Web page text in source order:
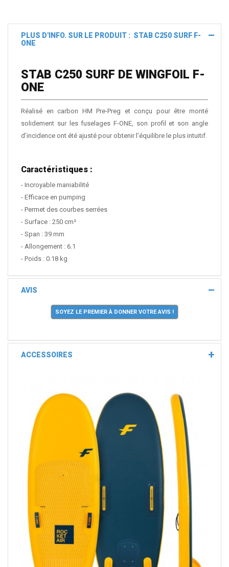
PLUS D'INFO. SUR LE PRODUIT : STAB C250 SURF F-
ONE
STAB C250 SURF DE WINGFOIL F-
ONE
Réalisé en carbon HM Pre-Preg et conçu pour être monté
solidement sur les fuselages F-ONE, son profil et son angle
d’incidence ont été ajusté pour obtenir l’équilibre le plus intuitif.
Caractéristiques :
- Incroyable maniabilité
- Efficace en pumping
- Permet des courbes serrées
- Surface : 250 cm²
- Span : 39 mm
- Allongement : 6.1
- Poids : 0.18 kg
AVIS
SOYEZ LE PREMIER À DONNER VOTRE AVIS !
ACCESSOIRES